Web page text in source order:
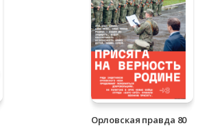
Орловская правда 80